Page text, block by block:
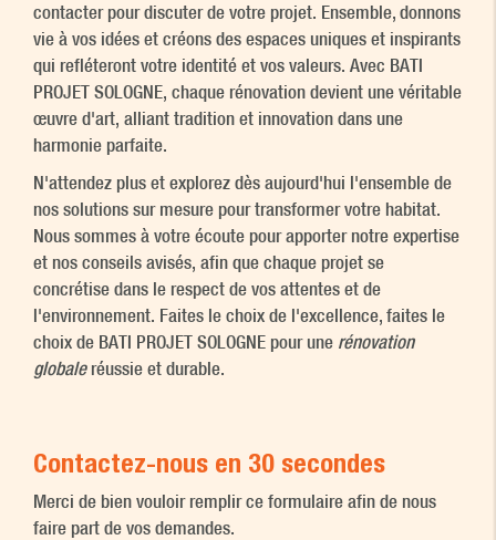
contacter pour discuter de votre projet. Ensemble, donnons
vie à vos idées et créons des espaces uniques et inspirants
qui refléteront votre identité et vos valeurs. Avec BATI
PROJET SOLOGNE, chaque rénovation devient une véritable
œuvre d'art, alliant tradition et innovation dans une
harmonie parfaite.
N'attendez plus et explorez dès aujourd'hui l'ensemble de
nos solutions sur mesure pour transformer votre habitat.
Nous sommes à votre écoute pour apporter notre expertise
et nos conseils avisés, afin que chaque projet se
concrétise dans le respect de vos attentes et de
l'environnement. Faites le choix de l'excellence, faites le
choix de BATI PROJET SOLOGNE pour une rénovation
globaleréussie et durable.
Contactez-nous en 30 secondes
Merci de bien vouloir remplir ce formulaire afin de nous
faire part de vos demandes.